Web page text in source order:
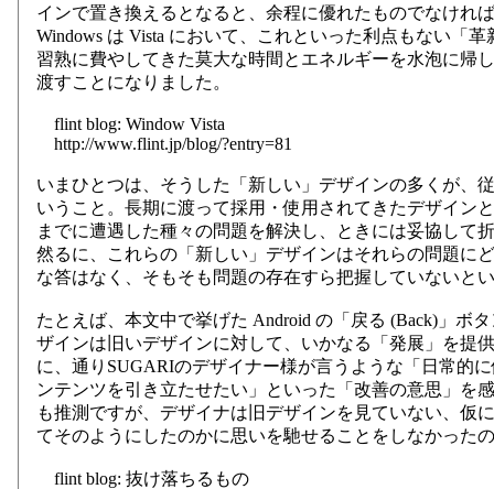
インで置き換えるとなると、余程に優れたものでなけれ
Windows は Vista において、これといった利点もない「
習熟に費やしてきた莫大な時間とエネルギーを水泡に帰
渡すことになりました。
flint blog: Window Vista
http://www.flint.jp/blog/?entry=81
いまひとつは、そうした「新しい」デザインの多くが、
いうこと。長期に渡って採用・使用されてきたデザイン
までに遭遇した種々の問題を解決し、ときには妥協して
然るに、これらの「新しい」デザインはそれらの問題に
な答はなく、そもそも問題の存在すら把握していないと
たとえば、本文中で挙げた Android の「戻る (Back)」ボ
ザインは旧いデザインに対して、いかなる「発展」を提
に、通りSUGARIのデザイナー様が言うような「日常的
ンテンツを引き立たせたい」といった「改善の意思」を
も推測ですが、デザイナは旧デザインを見ていない、仮
てそのようにしたのかに思いを馳せることをしなかった
flint blog: 抜け落ちるもの